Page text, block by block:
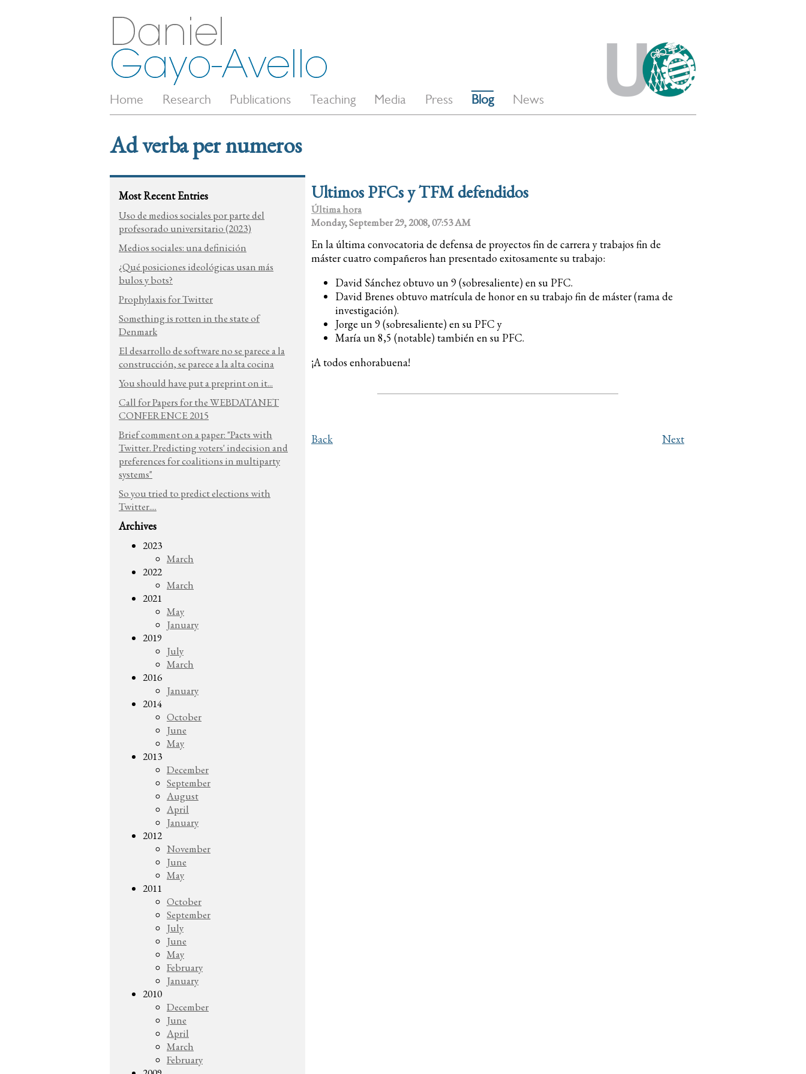
Home Research Publications Teaching Media Press Blog News
Ad verba per numeros
Most Recent Entries
Uso de medios sociales por parte del
profesorado universitario (2023)
Medios sociales: una definición
¿Qué posiciones ideológicas usan más
bulos y bots?
Prophylaxis for Twitter
Something is rotten in the state of
Denmark
El desarrollo de software no se parece a la
construcción, se parece a la alta cocina
You should have put a preprint on it...
Call for Papers for the WEBDATANET
CONFERENCE 2015
Brief comment on a paper: "Pacts with
Twitter. Predicting voters' indecision and
preferences for coalitions in multiparty
systems"
So you tried to predict elections with
Twitter....
Archives
2023
March
2022
March
2021
May
January
2019
July
March
2016
January
2014
October
June
May
2013
December
September
August
April
January
2012
November
June
May
2011
October
September
July
June
May
February
January
2010
December
June
April
March
February
Ultimos PFCs y TFM defendidos
Última hora
Monday, September 29, 2008, 07:53 AM
En la última convocatoria de defensa de proyectos fin de carrera y trabajos fin de
máster cuatro compañeros han presentado exitosamente su trabajo:
David Sánchez obtuvo un 9 (sobresaliente) en su PFC.
David Brenes obtuvo matrícula de honor en su trabajo fin de máster (rama de
investigación).
Jorge un 9 (sobresaliente) en su PFC y
María un 8,5 (notable) también en su PFC.
¡A todos enhorabuena!
Back Next